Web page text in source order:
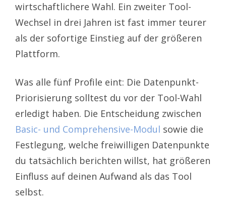
wirtschaftlichere Wahl. Ein zweiter Tool-
Wechsel in drei Jahren ist fast immer teurer
als der sofortige Einstieg auf der größeren
Plattform.
Was alle fünf Profile eint: Die Datenpunkt-
Priorisierung solltest du vor der Tool-Wahl
erledigt haben. Die Entscheidung zwischen
Basic- und Comprehensive-Modul sowie die
Festlegung, welche freiwilligen Datenpunkte
du tatsächlich berichten willst, hat größeren
Einfluss auf deinen Aufwand als das Tool
selbst.